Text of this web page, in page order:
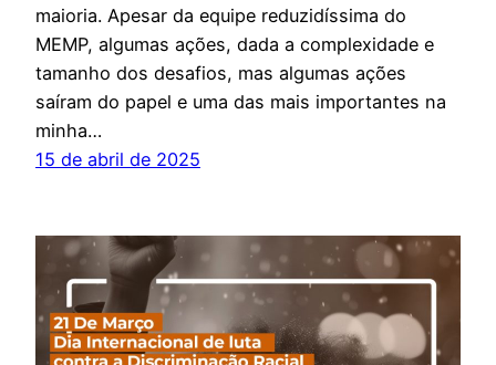
maioria. Apesar da equipe reduzidíssima do
MEMP, algumas ações, dada a complexidade e
tamanho dos desafios, mas algumas ações
saíram do papel e uma das mais importantes na
minha…
15 de abril de 2025